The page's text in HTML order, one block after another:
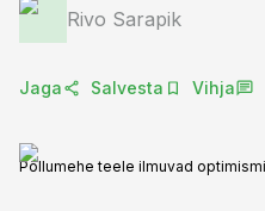
Rivo Sarapik
Jaga Salvesta Vihja
Põllumehe teele ilmuvad